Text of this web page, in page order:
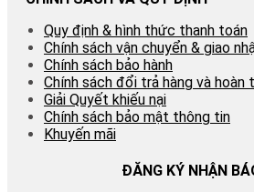
Quy định & hình thức thanh toán
Chính sách vận chuyển & giao
Chính sách bảo hành
Chính sách đổi trả hàng và hoàn
Giải Quyết khiếu nại
Chính sách bảo mật thông tin
Khuyến mãi
ĐĂNG KÝ NHẬN